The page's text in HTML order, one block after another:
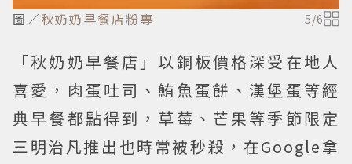
圖／秋奶奶早餐店粉專 5/6
「秋奶奶早餐店」以銅板價格深受在地人
喜愛，肉蛋吐司、鮪魚蛋餅、漢堡蛋等經
典早餐都點得到，草莓、芒果等季節限定
三明治凡推出也時常被秒殺，在Google拿